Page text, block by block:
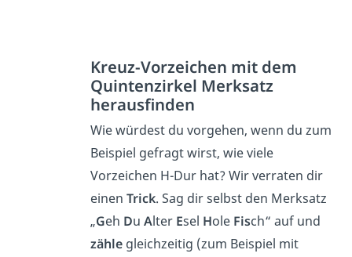
Kreuz-Vorzeichen mit dem
Quintenzirkel Merksatz
herausfinden
Wie würdest du vorgehen, wenn du zum
Beispiel gefragt wirst, wie viele
Vorzeichen H-Dur hat? Wir verraten dir
einen Trick. Sag dir selbst den Merksatz
„Geh Du Alter Esel Hole Fisch“ auf und
zähle gleichzeitig (zum Beispiel mit